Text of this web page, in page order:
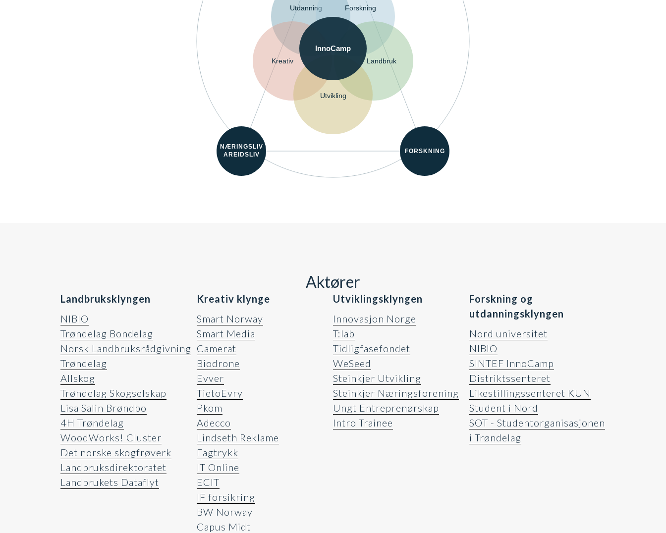
NÆRINGSLIV
AREIDSLIV
FORSKNING
Utdanning Forskning
Kreativ Landbruk
Utvikling
InnoCamp
Aktører
Landbruksklyngen
NIBIO
Trøndelag Bondelag
Norsk Landbruksrådgivning
Trøndelag
Allskog
Trøndelag Skogselskap
Lisa Salin Brøndbo
4H Trøndelag
WoodWorks! Cluster
Det norske skogfrøverk
Landbruksdirektoratet
Landbrukets Dataflyt
Kreativ klynge
Smart Norway
Smart Media
Camerat
Biodrone
Evver
TietoEvry
Pkom
Adecco
Lindseth Reklame
Fagtrykk
IT Online
ECIT
IF forsikring
BW Norway
Capus Midt
Utviklingsklyngen
Innovasjon Norge
T:lab
Tidligfasefondet
WeSeed
Steinkjer Utvikling
Steinkjer Næringsforening
Ungt Entreprenørskap
Intro Trainee
Forskning og
utdanningsklyngen
Nord universitet
NIBIO
SINTEF InnoCamp
Distriktssenteret
Likestillingssenteret KUN
Student i Nord
SOT - Studentorganisasjonen
i Trøndelag